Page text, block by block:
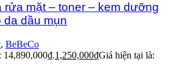
rửa mặt – toner – kem dưỡng
da dầu mụn
, BeBeCo
14,890,000₫.1,250,000₫Giá hiện tại là: